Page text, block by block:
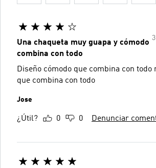
Una chaqueta muy guapa y cómodo
combina con todo
Diseño cómodo que combina con todo
que combina con todo
Jose
¿Útil? 0 0 Denunciar